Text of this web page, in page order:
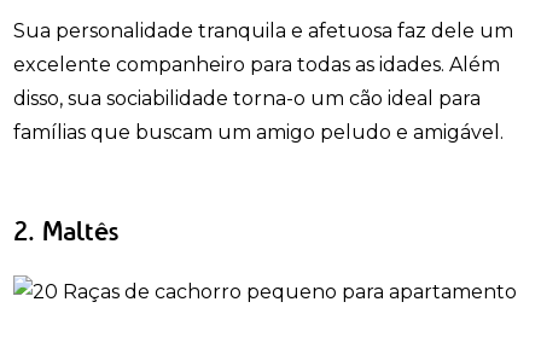
Sua personalidade tranquila e afetuosa faz dele um
excelente companheiro para todas as idades. Além
disso, sua sociabilidade torna-o um cão ideal para
famílias que buscam um amigo peludo e amigável.
2. Maltês